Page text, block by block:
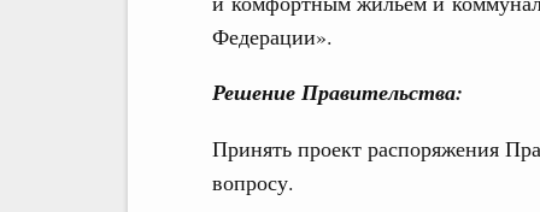
Федерации».
Решение Правительства:
Принять проект распоряжения
вопросу.